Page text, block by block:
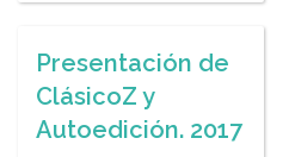
Presentación de
ClásicoZ y
Autoedición. 2017